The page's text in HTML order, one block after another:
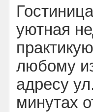
уютная
любому
адресу
минутах